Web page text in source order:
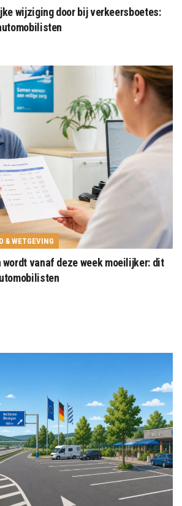
wijziging door bij verkeersboetes:
& WETGEVING
wordt vanaf deze week moeilijker: dit